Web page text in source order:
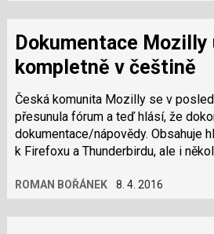
Dokumentace Mozilly už je
kompletně v češtině
Česká komunita Mozilly se v
přesunula fórum a teď hlásí, že
dokumentace/nápovědy. Obsahuje
k Firefoxu a Thunderbirdu, ale i
ROMAN BOŘÁNEK 8. 4. 2016